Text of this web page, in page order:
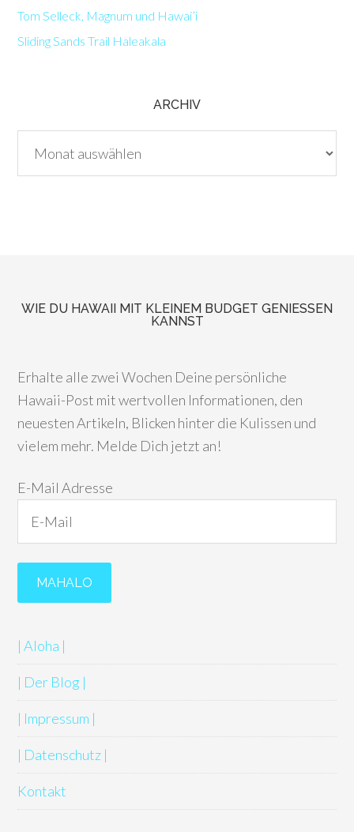
Tom Selleck, Magnum und Hawai’i
Sliding Sands Trail Haleakala
ARCHIV
WIE DU HAWAII MIT KLEINEM BUDGET GENIESSEN K
ANNST
Erhalte alle zwei Wochen Deine persönliche
Hawaii-Post mit wertvollen Informationen, den
neuesten Artikeln, Blicken hinter die Kulissen und
vielem mehr. Melde Dich jetzt an!
E-Mail Adresse
| Aloha |
| Der Blog |
| Impressum |
| Datenschutz |
Kontakt